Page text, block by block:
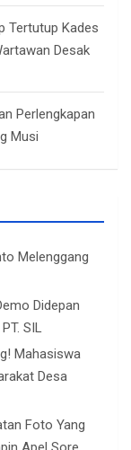
Tertutup Kades
Desak
Perlengkapan
Musi
Melenggang
Didepan
SIL
Mahasiswa
Desa
Foto Yang